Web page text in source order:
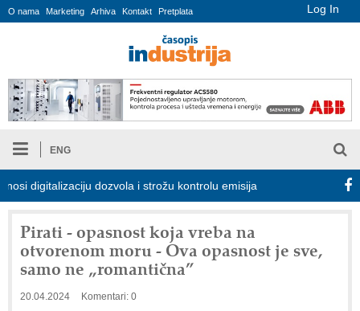
Log In
O nama Marketing Arhiva Kontakt Pretplata
ENG
dozvola i strožu kontrolu emisija Proizvodnja iC7
Pirati - opasnost koja vreba na
otvorenom moru - Ova opasnost je sve,
samo ne „romantična”
20.04.2024 Komentari: 0